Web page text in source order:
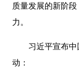
质量发展的新阶
力。
习近平宣布中国
动：